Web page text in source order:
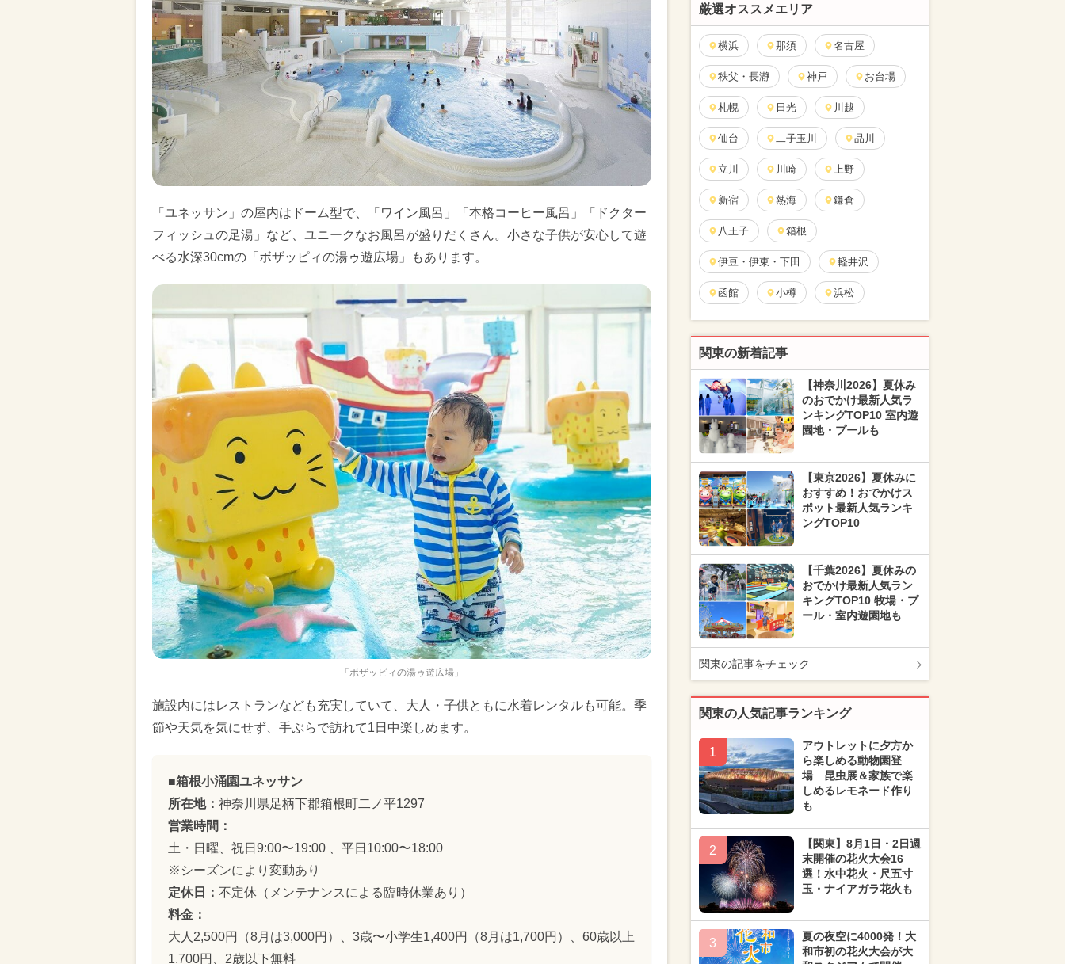
「ユネッサン」の屋内はドーム型で、「ワイン風呂」「本格コーヒー風呂」「ドクター
フィッシュの足湯」など、ユニークなお風呂が盛りだくさん。小さな子供が安心して遊
べる水深30cmの「ボザッピィの湯ゥ遊広場」もあります。
「ボザッピィの湯ゥ遊広場」
施設内にはレストランなども充実していて、大人・子供ともに水着レンタルも可能。季
節や天気を気にせず、手ぶらで訪れて1日中楽しめます。
■箱根小涌園ユネッサン
所在地： 神奈川県足柄下郡箱根町二ノ平1297
営業時間：
土・日曜、祝日9:00〜19:00 、平日10:00〜18:00
※シーズンにより変動あり
定休日： 不定休（メンテナンスによる臨時休業あり）
料金：
大人2,500円（8月は3,000円）、3歳〜小学生1,400円（8月は1,700円）、60歳以上
1,700円、2歳以下無料
厳選オススメエリア
横浜 那須 名古屋
秩父・長瀞 神戸 お台場
札幌 日光 川越
仙台 二子玉川 品川
立川 川崎 上野
新宿 熱海 鎌倉
八王子 箱根
伊豆・伊東・下田 軽井沢
函館 小樽 浜松
関東の新着記事
【神奈川2026】夏休み
のおでかけ最新人気ラ
ンキングTOP10 室内遊
園地・プールも
【東京2026】夏休みに
おすすめ！おでかけス
ポット最新人気ランキ
ングTOP10
【千葉2026】夏休みの
おでかけ最新人気ラン
キングTOP10 牧場・プ
ール・室内遊園地も
関東の記事をチェック
関東の人気記事ランキング
1
アウトレットに夕方か
ら楽しめる動物園登
場 昆虫展＆家族で楽
しめるレモネード作り
も
2
【関東】8月1日・2日週
末開催の花火大会16
選！水中花火・尺五寸
玉・ナイアガラ花火も
3
夏の夜空に4000発！大
和市初の花火大会が大